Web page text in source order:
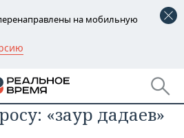
на мобильную
«заур дадаев»